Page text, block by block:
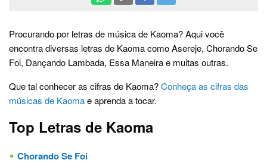
Procurando por letras de música de Kaoma? Aqui você
encontra diversas letras de Kaoma como Asereje, Chorando Se
Foi, Dançando Lambada, Essa Maneira e muitas outras.
Que tal conhecer as cifras de Kaoma?Conheça as cifras das
músicas de Kaomae aprenda a tocar.
Top Letras de Kaoma
Chorando Se Foi